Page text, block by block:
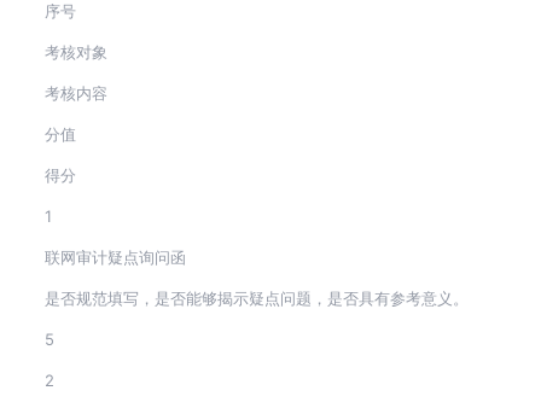
序号
考核对象
考核内容
分值
得分
1
联网审计疑点询问函
是否规范填写，是否能够揭示疑点问题，是否具有参考意义。
5
2